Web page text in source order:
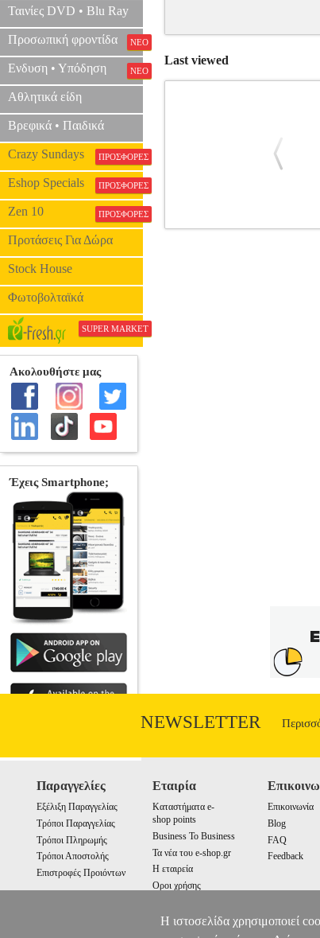
Ταινίες DVD • Blu Ray
Προσωπική φροντίδα ΝΕΟ
Ενδυση • Υπόδηση ΝΕΟ
Αθλητικά είδη
Βρεφικά • Παιδικά
Crazy Sundays ΠΡΟΣΦΟΡΕΣ
Eshop Specials ΠΡΟΣΦΟΡΕΣ
Zen 10 ΠΡΟΣΦΟΡΕΣ
Προτάσεις Για Δώρα
Stock House
Φωτοβολταϊκά
SUPER MARKET
Last viewed
NEWSLETTER
Παραγγελίες
Εξέλιξη Παραγγελίας
Τρόποι Παραγγελίας
Τρόποι Πληρωμής
Τρόποι Αποστολής
Επιστροφές Προιόντων
Εταιρία
Καταστήματα e-
shop points
Business To Business
Τα νέα του e-shop.gr
Η εταιρεία
Οροι χρήσης
Επικοινωνία
Blog
FAQ
Feedback
Η ιστοσελίδα χρησιμοποιεί